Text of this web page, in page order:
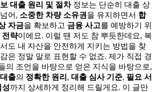
대출 원리 및 절차정보는 단순히 대출 상
어, 소중한 차량 소유권 을 유지하면서 합
자금을 확보하고 금융 사고를 예방하기 위
전략이에요. 이럴 땐 저도 참 뿌듯한데요, 복
도 내 자산을 안전하게 지키는 방법을 찾
은 정말 말로 표현할 수 없죠. 제가 직접 경
의 조언을 바탕으로 얻은 지식을 바탕으로,
출의 정확한 원리 , 대출 심사 기준, 필요 서
성까지 상세하게 정리해 드릴게요. 이 글만